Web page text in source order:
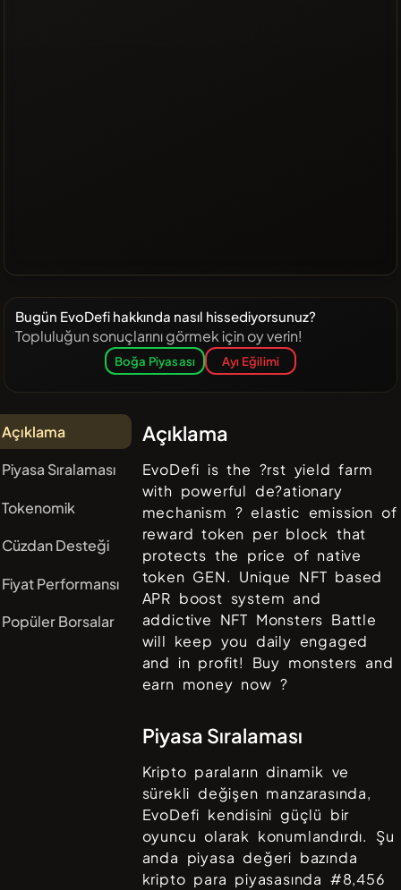
Bugün EvoDefi hakkında nasıl hissediyorsunuz?
Topluluğun sonuçlarını görmek için oy verin!
Boğa Piyasası Ayı Eğilimi
Açıklama
Piyasa Sıralaması
Tokenomik
Cüzdan Desteği
Fiyat Performansı
Popüler Borsalar
Açıklama
EvoDefi is the ?rst yield farm
with powerful de?ationary
mechanism ? elastic emission of
reward token per block that
protects the price of native
token GEN. Unique NFT based
APR boost system and
addictive NFT Monsters Battle
will keep you daily engaged
and in profit! Buy monsters and
earn money now ?
Piyasa Sıralaması
Kripto paraların dinamik ve
sürekli değişen manzarasında,
EvoDefi kendisini güçlü bir
oyuncu olarak konumlandırdı. Şu
anda piyasa değeri bazında
kripto para piyasasında #8,456